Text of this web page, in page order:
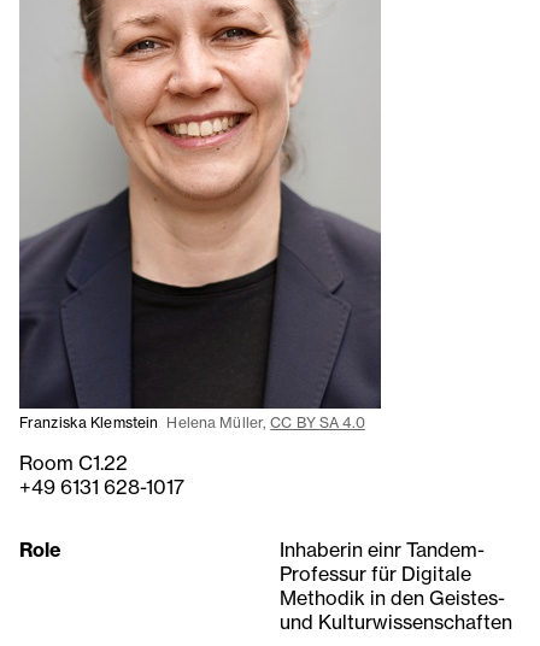
Franziska Klemstein Helena Müller,CC BY SA 4.0
Room C1.22
+49 6131 628-1017
Role
Inhaberin einr Tandem-
Professur für Digitale
Methodik in den Geistes-
und Kulturwissenschaften